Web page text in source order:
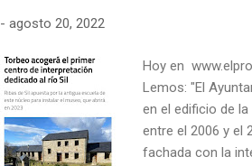
- agosto 20, 2022
Hoy en
Lemos: "El
en el edificio de
entre el 2006 y el
fachada con la